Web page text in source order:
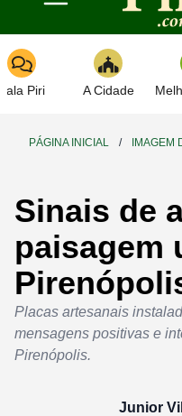
Toggle navigation
Piri A Cidade
PÁGINA INICIAL / IMAGEM
Sinais de
paisagem
Placas artesanais
mensagens positivas e
Pirenópolis.
Junior